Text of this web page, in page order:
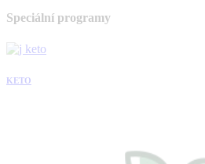
Speciální programy
KETO